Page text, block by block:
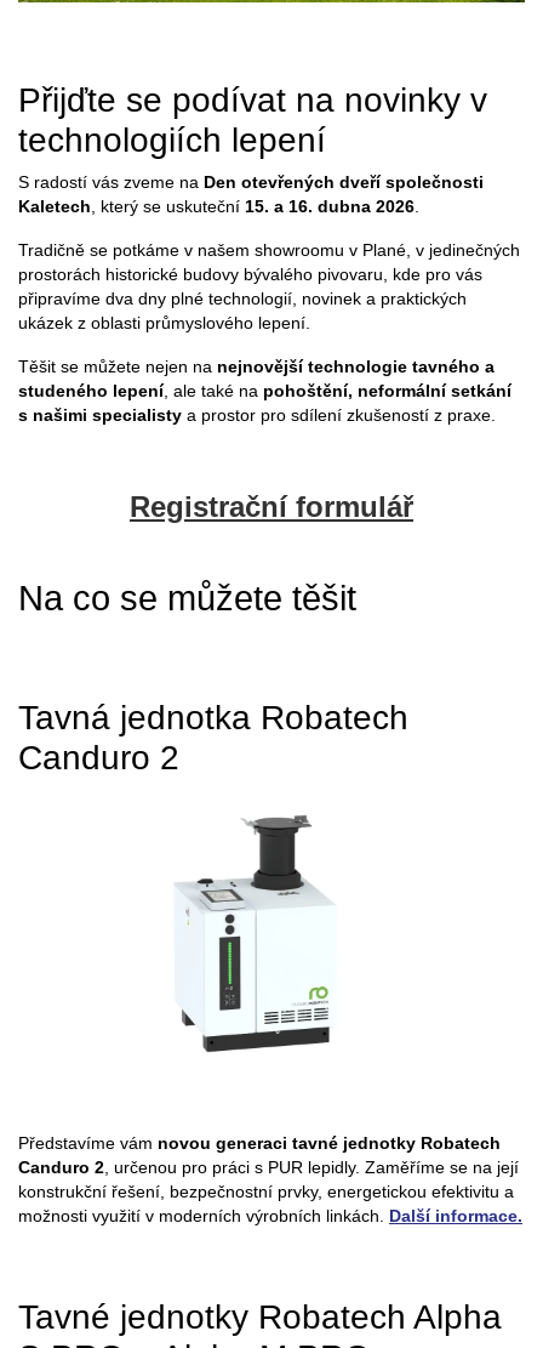
Přijďte se podívat na novinky v
technologiích lepení
S radostí vás zveme na Den otevřených dveří společnosti
Kaletech, který se uskuteční 15. a 16. dubna 2026.
Tradičně se potkáme v našem showroomu v Plané, v jedinečných
prostorách historické budovy bývalého pivovaru, kde pro vás
připravíme dva dny plné technologií, novinek a praktických
ukázek z oblasti průmyslového lepení.
Těšit se můžete nejen na nejnovější technologie tavného a
studeného lepení, ale také na pohoštění, neformální setkání
s našimi specialisty a prostor pro sdílení zkušeností z praxe.
Registrační formulář
Na co se můžete těšit
Tavná jednotka Robatech
Canduro 2
Představíme vám novou generaci tavné jednotky Robatech
Canduro 2 , určenou pro práci s PUR lepidly. Zaměříme se na její
konstrukční řešení, bezpečnostní prvky, energetickou efektivitu a
možnosti využití v moderních výrobních linkách. Další informace.
Tavné jednotky Robatech Alpha